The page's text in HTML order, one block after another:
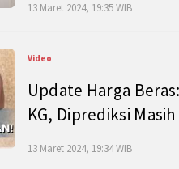
13 Maret 2024, 19:35 WIB
Video
Update Harga
KG, Diprediksi
13 Maret 2024, 19:34 WIB